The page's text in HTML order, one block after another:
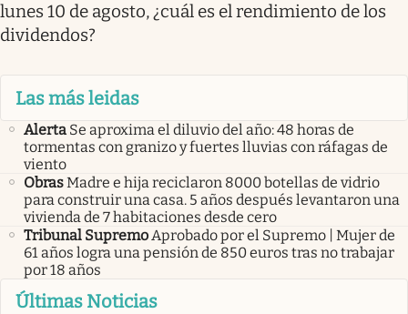
lunes 10 de agosto, ¿cuál es el rendimiento de los
dividendos?
Las más leidas
Alerta Se aproxima el diluvio del año: 48 horas de
tormentas con granizo y fuertes lluvias con ráfagas de
viento
ObrasMadre e hija reciclaron 8000 botellas de vidrio
para construir una casa. 5 años después levantaron una
vivienda de 7 habitaciones desde cero
Tribunal SupremoAprobado por el Supremo | Mujer de
61 años logra una pensión de 850 euros tras no trabajar
por 18 años
Últimas Noticias